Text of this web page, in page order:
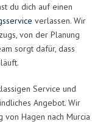
du dich auf einen
verlassen. Wir
von der Planung
sorgt dafür, dass
Service und
Angebot. Wir
Hagen nach Murcia